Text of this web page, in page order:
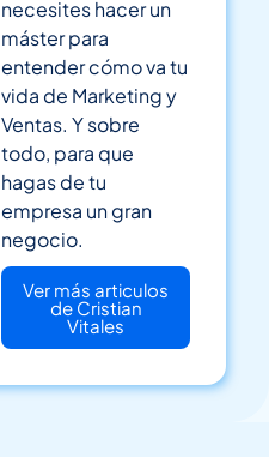
necesites hacer un
máster para
entender cómo va tu
vida de Marketing y
Ventas. Y sobre
todo, para que
hagas de tu
empresa un gran
negocio.
Ver más articulos
de Cristian
Vitales